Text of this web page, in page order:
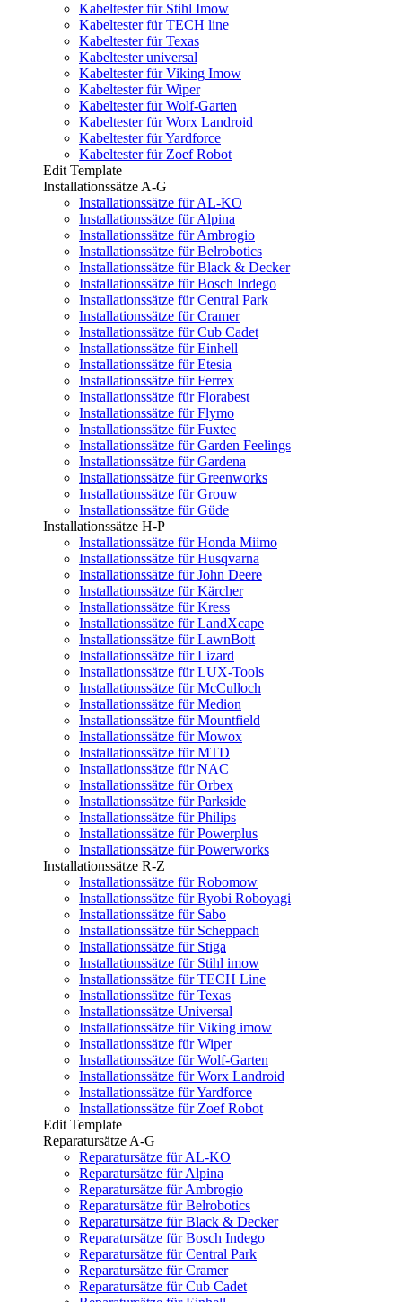
Kabeltester für Stihl Imow
Kabeltester für TECH line
Kabeltester für Texas
Kabeltester universal
Kabeltester für Viking Imow
Kabeltester für Wiper
Kabeltester für Wolf-Garten
Kabeltester für Worx Landroid
Kabeltester für Yardforce
Kabeltester für Zoef Robot
Edit Template
Installationssätze A-G
Installationssätze für AL-KO
Installationssätze für Alpina
Installationssätze für Ambrogio
Installationssätze für Belrobotics
Installationssätze für Black & Decker
Installationssätze für Bosch Indego
Installationssätze für Central Park
Installationssätze für Cramer
Installationssätze für Cub Cadet
Installationssätze für Einhell
Installationssätze für Etesia
Installationssätze für Ferrex
Installationssätze für Florabest
Installationssätze für Flymo
Installationssätze für Fuxtec
Installationssätze für Garden Feelings
Installationssätze für Gardena
Installationssätze für Greenworks
Installationssätze für Grouw
Installationssätze für Güde
Installationssätze H-P
Installationssätze für Honda Miimo
Installationssätze für Husqvarna
Installationssätze für John Deere
Installationssätze für Kärcher
Installationssätze für Kress
Installationssätze für LandXcape
Installationssätze für LawnBott
Installationssätze für Lizard
Installationssätze für LUX-Tools
Installationssätze für McCulloch
Installationssätze für Medion
Installationssätze für Mountfield
Installationssätze für Mowox
Installationssätze für MTD
Installationssätze für NAC
Installationssätze für Orbex
Installationssätze für Parkside
Installationssätze für Philips
Installationssätze für Powerplus
Installationssätze für Powerworks
Installationssätze R-Z
Installationssätze für Robomow
Installationssätze für Ryobi Roboyagi
Installationssätze für Sabo
Installationssätze für Scheppach
Installationssätze für Stiga
Installationssätze für Stihl imow
Installationssätze für TECH Line
Installationssätze für Texas
Installationssätze Universal
Installationssätze für Viking imow
Installationssätze für Wiper
Installationssätze für Wolf-Garten
Installationssätze für Worx Landroid
Installationssätze für Yardforce
Installationssätze für Zoef Robot
Edit Template
Reparatursätze A-G
Reparatursätze für AL-KO
Reparatursätze für Alpina
Reparatursätze für Ambrogio
Reparatursätze für Belrobotics
Reparatursätze für Black & Decker
Reparatursätze für Bosch Indego
Reparatursätze für Central Park
Reparatursätze für Cramer
Reparatursätze für Cub Cadet